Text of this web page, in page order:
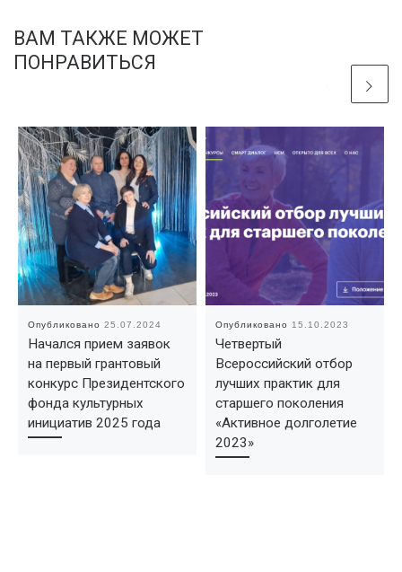
ВАМ ТАКЖЕ МОЖЕТ
ПОНРАВИТЬСЯ
Опубликовано 25.07.2024
Начался прием заявок
на первый грантовый
конкурс Президентского
фонда культурных
инициатив 2025 года
Опубликовано 15.10.2023
Четвертый
Всероссийский отбор
лучших практик для
старшего поколения
«Активное долголетие
2023»